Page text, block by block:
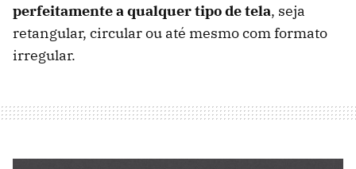
perfeitamente a qualquer tipo de tela, seja
retangular, circular ou até mesmo com formato
irregular.